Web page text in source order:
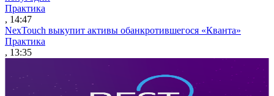
Практика
, 14:47
NexTouch выкупит активы обанкротившегося «Кванта»
Практика
, 13:35